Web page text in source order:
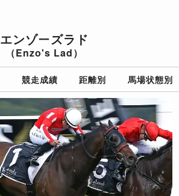
エンゾーズラド
（Enzo's Lad）
競走成績 距離別 馬場状態別